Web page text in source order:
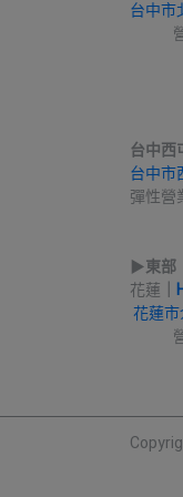
台中市
營業
台中西
台中市
彈性營
▶︎東部
花蓮
花蓮
營業